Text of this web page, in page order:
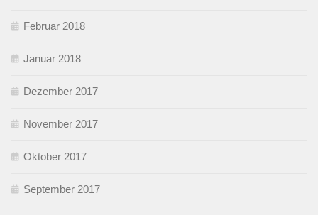
Februar 2018
Januar 2018
Dezember 2017
November 2017
Oktober 2017
September 2017